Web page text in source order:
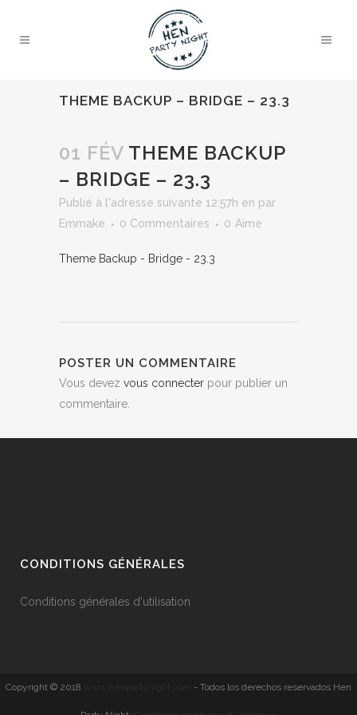
THEME BACKUP – BRIDGE – 23.3
01 FÉV THEME BACKUP
– BRIDGE – 23.3
Publié à l'adresse suivante 12:57h en par
Emmake
0 Commentaires 0 Aime
Theme Backup - Bridge - 23.3
POSTER UN COMMENTAIRE
Vous devez vous connecter pour publier un
commentaire.
CONDITIONS GÉNÉRALES
Conditions générales d'utilisation
Copyright © 2018 - Todos los derechos reservados Hen